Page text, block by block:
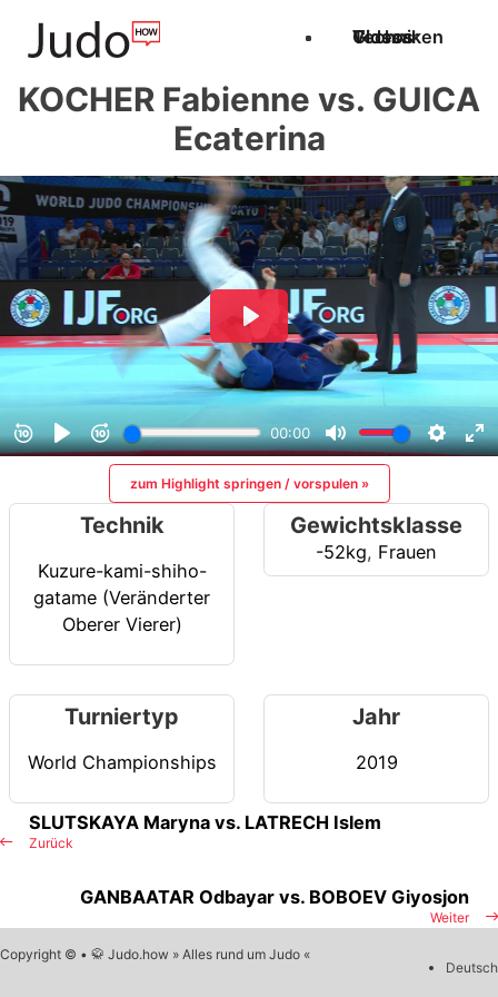
Techniken
Videos
Glossar
KOCHER Fabienne vs. GUICA
Ecaterina
zum Highlight springen / vorspulen »
Technik
Kuzure-kami-shiho-
gatame (Veränderter
Oberer Vierer)
Gewichtsklasse
-52kg, Frauen
Turniertyp
World Championships
Jahr
2019
Zurück
SLUTSKAYA Maryna vs. LATRECH Islem
Weiter
GANBAATAR Odbayar vs. BOBOEV Giyosjon
Copyright © • 🥋 Judo.how » Alles rund um Judo «
Deutsch